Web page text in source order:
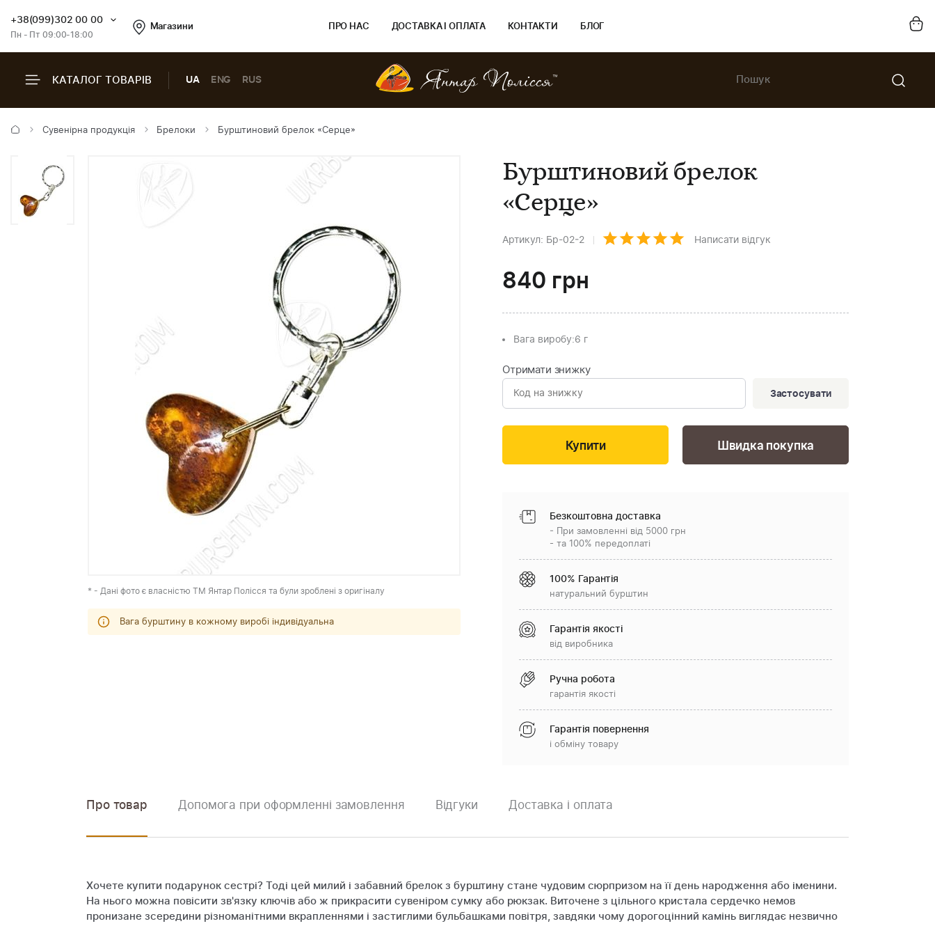
+38(099)302 00 00
Пн - Пт 09:00-18:00
Магазини ПРО НАС ДОСТАВКА І ОПЛАТА КОНТАКТИ БЛОГ
КАТАЛОГ ТОВАРІВ UA ENG RUS
Сувенірна продукція Брелоки Бурштиновий брелок «Серце»
* - Дані фото є власністю ТМ Янтар Полісся та були зроблені з оригіналу
Вага бурштину в кожному виробі індивідуальна
Бурштиновий брелок
«Серце»
Артикул: Бр-02-2 Написати відгук
840 грн
Вага виробу:6 г
Отримати знижку
Застосувати
Швидка покупка
Безкоштовна доставка
- При замовленні від 5000 грн
- та 100% передоплаті
100% Гарантія
натуральний бурштин
Гарантія якості
від виробника
Ручна робота
гарантія якості
Гарантія повернення
і обміну товару
Про товар Допомога при оформленні замовлення Відгуки Доставка і оплата
Хочете купити подарунок сестрі? Тоді цей милий і забавний брелок з бурштину стане чудовим сюрпризом на її день народження або іменини.
На нього можна повісити зв'язку ключів або ж прикрасити сувеніром сумку або рюкзак. Виточене з цільного кристала сердечко немов
пронизане зсередини різноманітними вкрапленнями і застиглими бульбашками повітря, завдяки чому дорогоцінний камінь виглядає незвично